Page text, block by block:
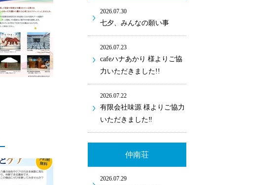
2026.07.30
七夕、みんなの願い事
2026.07.23
cafeハナあかり 様よりご協
力いただきました!!
2026.07.22
有限会社味源 様よりご協力
いただきました‼
仲南荘
2026.07.29